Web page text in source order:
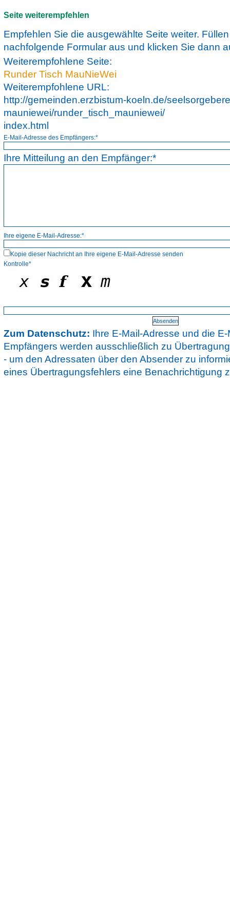
Seite weiterempfehlen
Empfehlen Sie die ausgewählte Seite weiter.
nachfolgende Formular aus und klicken Sie dann
Weiterempfohlene Seite:
Runder Tisch MauNieWei
Weiterempfohlene URL:
http://gemeinden.erzbistum-koeln.de/
mauniewei/runder_tisch_mauniewei/
index.html
E-Mail-Adresse des Empfängers:*
Ihre Mitteilung an den Empfänger:*
Ihre eigene E-Mail-Adresse:*
Kopie dieser Nachricht an Ihre eigene E-Mail-Adresse senden
Kontrolle*
Zum Datenschutz: Ihre E-Mail-Adresse und die
Empfängers werden ausschließlich zu
- um den Adressaten über den Absender zu
eines Übertragungsfehlers eine Benachrichtigung